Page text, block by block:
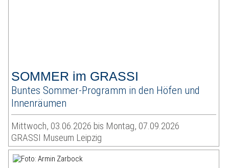
SOMMER im GRASSI
Buntes Sommer-Programm in den Höfen und
Innenräumen
Mittwoch, 03.06.2026 bis Montag, 07.09.2026
GRASSI Museum Leipzig